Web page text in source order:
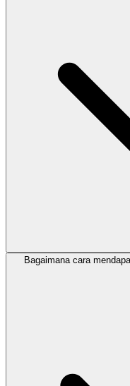
Bagaimana cara